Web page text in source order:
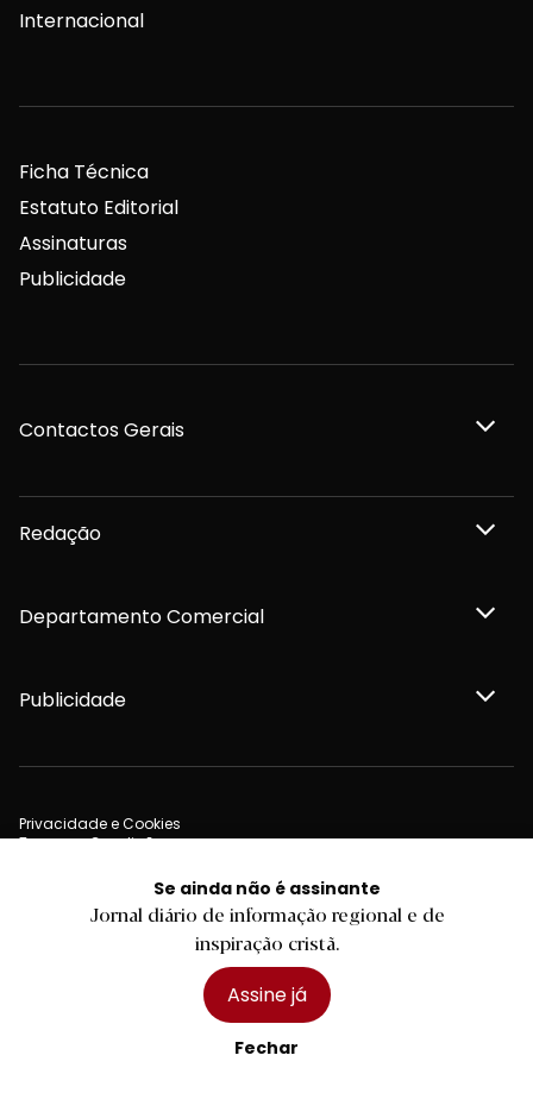
Se ainda não é assinante
Jornal diário de informação regional e de
inspiração cristã.
Assine já
Fechar
Internacional
Ficha Técnica
Estatuto Editorial
Assinaturas
Publicidade
Contactos Gerais
Redação
Departamento Comercial
Publicidade
Privacidade e Cookies
Termos e Condições
Política de Confidencialidade
for tomorrow byLKCOM
2026 Diário do Minho, Lda. © Todos os direitos reservados